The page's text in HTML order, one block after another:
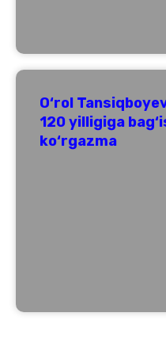
O‘rol
120 yilligiga
ko‘rgazma